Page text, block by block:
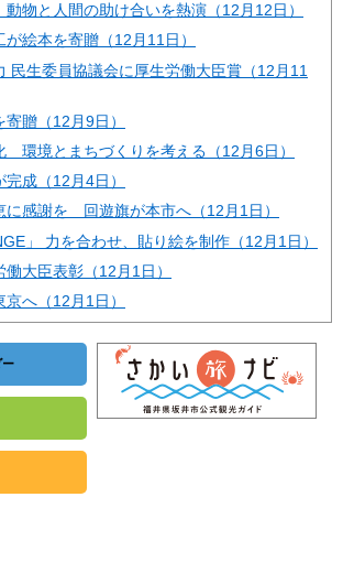
物と人間の助け合いを熱演（12月12日）
絵本を寄贈（12月11日）
民生委員協議会に厚生労働大臣賞（12月11
贈（12月9日）
環境とまちづくりを考える（12月6日）
成（12月4日）
に感謝を 回遊旗が本市へ（12月1日）
」 力を合わせ、貼り絵を制作（12月1日）
大臣表彰（12月1日）
京へ（12月1日）
ー